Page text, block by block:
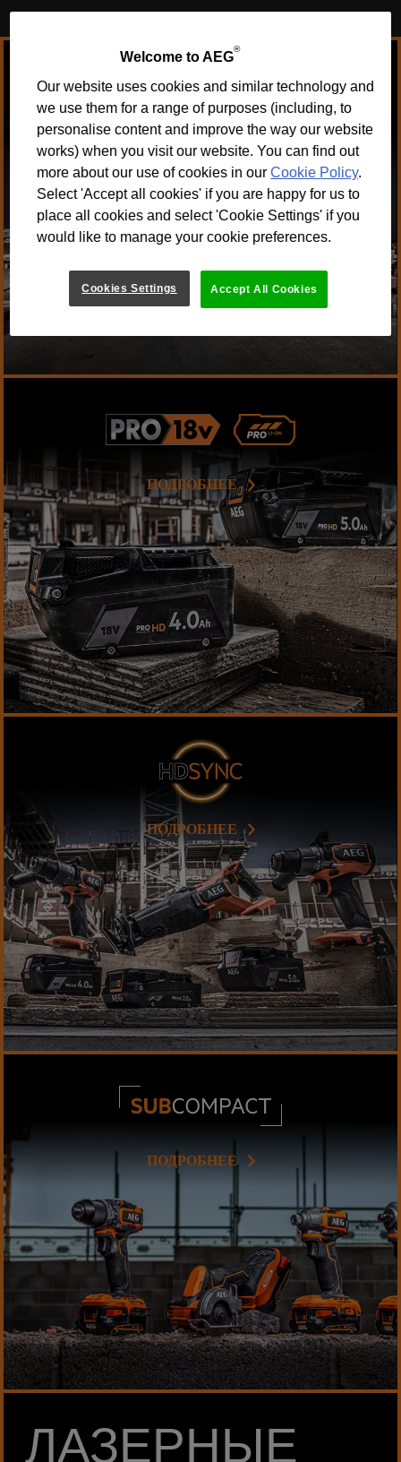
ПОДРОБНЕЕ
ПОДРОБНЕЕ
ПОДРОБНЕЕ
ПОДРОБНЕЕ
ЛАЗЕРНЫЕ
Welcome to AEG
®
Our website uses cookies and similar technology and
we use them for a range of purposes (including, to
personalise content and improve the way our website
works) when you visit our website. You can find out
more about our use of cookies in ourCookie Policy.
Select 'Accept all cookies' if you are happy for us to
place all cookies and select 'Cookie Settings' if you
would like to manage your cookie preferences.
Cookies Settings Accept All Cookies